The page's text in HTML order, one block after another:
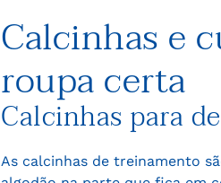
Calcinhas e
roupa certa
Calcinhas para
As calcinhas de treinamento